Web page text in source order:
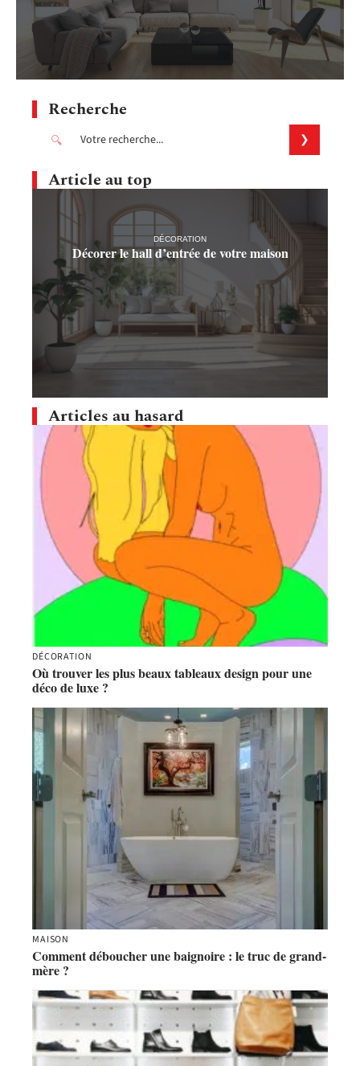
Recherche
Article au top
DÉCORATION
Décorer le hall d’entrée de votre maison
Articles au hasard
DÉCORATION
Où trouver les plus beaux tableaux design pour une
déco de luxe ?
MAISON
Comment déboucher une baignoire : le truc de grand-
mère ?